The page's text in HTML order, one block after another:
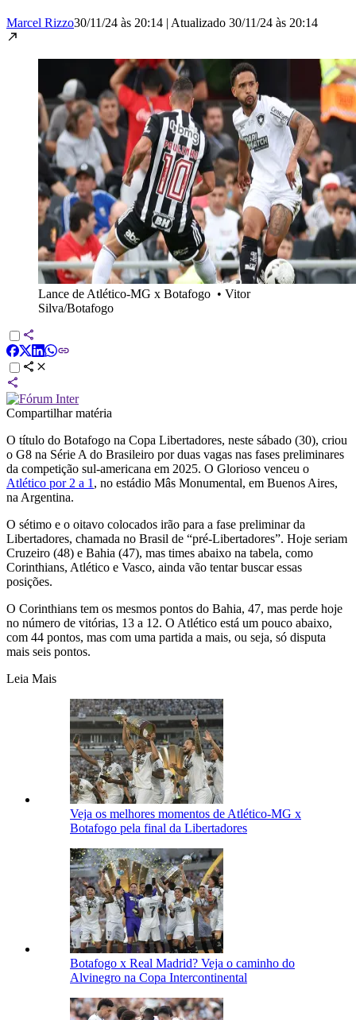
Marcel Rizzo30/11/24 às 20:14 | Atualizado 30/11/24 às 20:14
Lance de Atlético-MG x Botafogo • Vitor
Silva/Botafogo
Compartilhar matéria
O título do Botafogo na Copa Libertadores, neste sábado (30), criou
o G8 na Série A do Brasileiro por duas vagas nas fases preliminares
da competição sul-americana em 2025. O Glorioso venceu o
Atlético por 2 a 1 , no estádio Mâs Monumental, em Buenos Aires,
na Argentina.
O sétimo e o oitavo colocados irão para a fase preliminar da
Libertadores, chamada no Brasil de “pré-Libertadores”. Hoje seriam
Cruzeiro (48) e Bahia (47), mas times abaixo na tabela, como
Corinthians, Atlético e Vasco, ainda vão tentar buscar essas
posições.
O Corinthians tem os mesmos pontos do Bahia, 47, mas perde hoje
no número de vitórias, 13 a 12. O Atlético está um pouco abaixo,
com 44 pontos, mas com uma partida a mais, ou seja, só disputa
mais seis pontos.
Leia Mais
Veja os melhores momentos de Atlético-MG x
Botafogo pela final da Libertadores
Botafogo x Real Madrid? Veja o caminho do
Alvinegro na Copa Intercontinental